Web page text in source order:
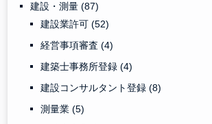
建設・測量(87)
建設業許可(52)
経営事項審査(4)
建築士事務所登録(4)
建設コンサルタント登録(8)
測量業(5)